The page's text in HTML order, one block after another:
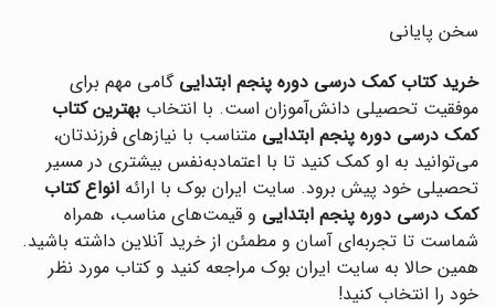
سخن پایانی
خرید کتاب کمک درسی دوره پنجم ابتدایی گامی مهم برای
موفقیت تحصیلی دانش‌آموزان است. با انتخاب بهترین کتاب
کمک درسی دوره پنجم ابتدایی متناسب با نیازهای فرزندتان،
می‌توانید به او کمک کنید تا با اعتمادبه‌نفس بیشتری در مسیر
تحصیلی خود پیش برود. سایت ایران بوک با ارائه انواع کتاب
کمک درسی دوره پنجم ابتدایی و قیمت‌های مناسب، همراه
شماست تا تجربه‌ای آسان و مطمئن از خرید آنلاین داشته باشید.
همین حالا به سایت ایران بوک مراجعه کنید و کتاب مورد نظر
خود را انتخاب کنید!